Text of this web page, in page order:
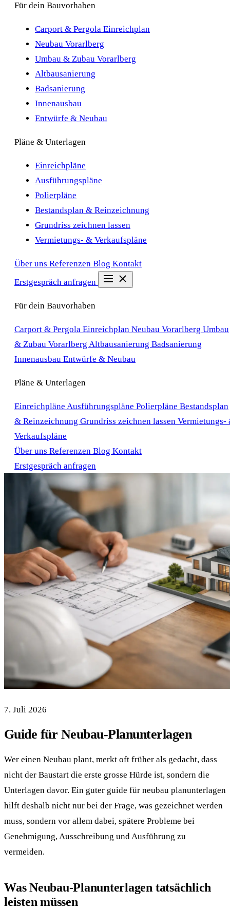
Für dein Bauvorhaben
Carport & Pergola Einreichplan
Neubau Vorarlberg
Umbau & Zubau Vorarlberg
Altbausanierung
Badsanierung
Innenausbau
Entwürfe & Neubau
Pläne & Unterlagen
Einreichpläne
Ausführungspläne
Polierpläne
Bestandsplan & Reinzeichnung
Grundriss zeichnen lassen
Vermietungs- & Verkaufspläne
Über uns Referenzen Blog Kontakt
Erstgespräch anfragen
Für dein Bauvorhaben
Carport & Pergola Einreichplan Neubau Vorarlberg Umbau
& Zubau Vorarlberg Altbausanierung Badsanierung
Innenausbau Entwürfe & Neubau
Pläne & Unterlagen
Einreichpläne Ausführungspläne Polierpläne Bestandsplan
& Reinzeichnung Grundriss zeichnen lassen Vermietungs-
Verkaufspläne
Über uns Referenzen Blog Kontakt
Erstgespräch anfragen
7. Juli 2026
Guide für Neubau-Planunterlagen
Wer einen Neubau plant, merkt oft früher als gedacht, dass
nicht der Baustart die erste grosse Hürde ist, sondern die
Unterlagen davor. Ein guter guide für neubau planunterlagen
hilft deshalb nicht nur bei der Frage, was gezeichnet werden
muss, sondern vor allem dabei, spätere Probleme bei
Genehmigung, Ausschreibung und Ausführung zu
vermeiden.
Was Neubau-Planunterlagen tatsächlich
leisten müssen